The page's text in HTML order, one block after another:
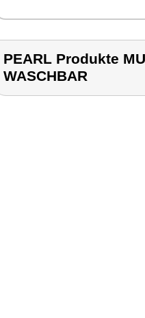
PEARL Produkte
WASCHBAR